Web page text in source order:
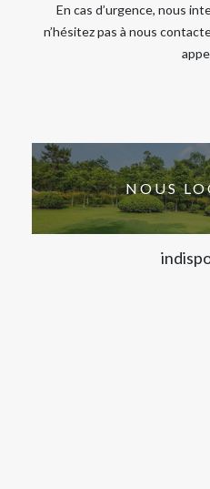
En cas d’urgence, nous
n’hésitez pas à nous
NOUS